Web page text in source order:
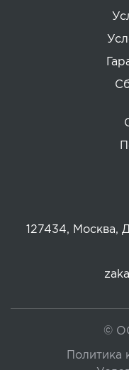
127434, Москва,
©
Политика